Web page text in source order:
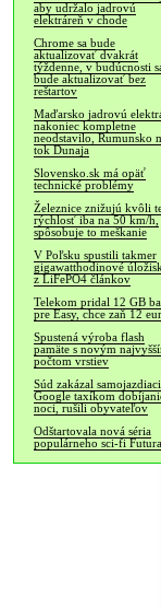
aby udržalo jadrovú
elektráreň v chode
Chrome sa bude
aktualizovať dvakrát
týždenne, v budúcnosti
bude aktualizovať bez
reštartov
Maďarsko jadrovú
nakoniec kompletne
neodstavilo, Rumunsko
tok Dunaja
Slovensko.sk má opäť
technické problémy
Železnice znižujú kvôli
rýchlosť iba na 50 km/h,
spôsobuje to meškanie
V Poľsku spustili takmer
gigawatthodinové
z LiFePO4 článkov
Telekom pridal 12 GB
pre Easy, chce zaň 12 eur
Spustená výroba flash
pamäte s novým
počtom vrstiev
Súd zakázal
Google taxíkom
noci, rušili obyvateľov
Odštartovala nová séria
populárneho sci-fi